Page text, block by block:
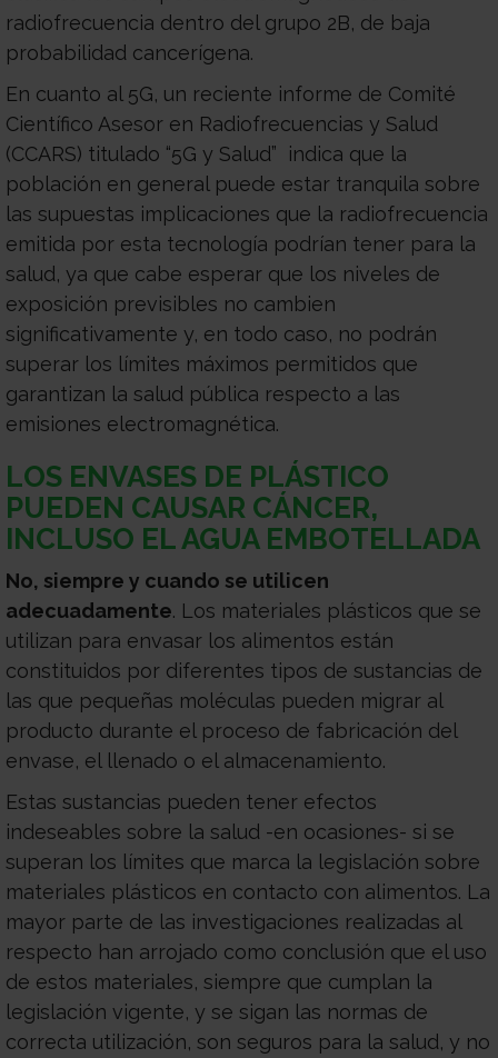
radiofrecuencia dentro del grupo 2B, de baja
probabilidad cancerígena.
En cuanto al 5G, un reciente informe de Comité
Científico Asesor en Radiofrecuencias y Salud
(CCARS) titulado “5G y Salud” indica que la
población en general puede estar tranquila sobre
las supuestas implicaciones que la radiofrecuencia
emitida por esta tecnología podrían tener para la
salud, ya que cabe esperar que los niveles de
exposición previsibles no cambien
significativamente y, en todo caso, no podrán
superar los límites máximos permitidos que
garantizan la salud pública respecto a las
emisiones electromagnética.
LOS ENVASES DE PLÁSTICO
PUEDEN CAUSAR CÁNCER,
INCLUSO EL AGUA EMBOTELLADA
No, siempre y cuando se utilicen
adecuadamente. Los materiales plásticos que se
utilizan para envasar los alimentos están
constituidos por diferentes tipos de sustancias de
las que pequeñas moléculas pueden migrar al
producto durante el proceso de fabricación del
envase, el llenado o el almacenamiento.
Estas sustancias pueden tener efectos
indeseables sobre la salud -en ocasiones- si se
superan los límites que marca la legislación sobre
materiales plásticos en contacto con alimentos. La
mayor parte de las investigaciones realizadas al
respecto han arrojado como conclusión que el uso
de estos materiales, siempre que cumplan la
legislación vigente, y se sigan las normas de
correcta utilización, son seguros para la salud, y no